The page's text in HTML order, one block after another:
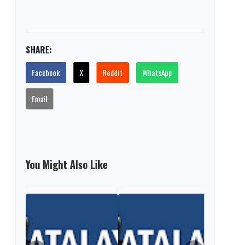
SHARE:
Facebook X Reddit WhatsApp
Email
You Might Also Like